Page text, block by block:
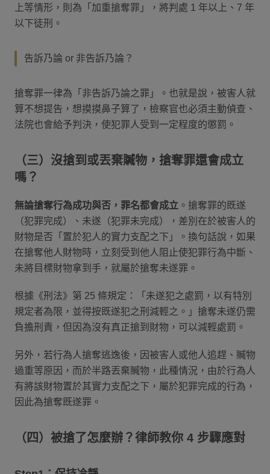
上等情形，則為「加重搶奪罪」，將判處 1 年以上、7 年
以下徒刑。
告訴乃論 or 非告訴乃論？
搶奪罪一律為「非告訴乃論之罪」。也就是說，被害人就
算不想提告，想摸摸鼻子算了，檢察官也必須主動偵查、
法院也會給予判決，使犯罪人受到一定程度的懲罰。
（三）沒搶到或丟棄贓物，搶奪罪還會成立
嗎？
無論搶奪行為成功與否，罪名都會成立 。搶奪罪的既遂
（犯罪完成）、未遂（犯罪未完成），差別在於被害人的
財物是否「置於犯人的實力支配之下」。換句話說，如果
在搶奪他人財物時，立刻受到他人阻止使犯罪行為中斷、
未將目標財物拿到手，就屬於搶奪未遂罪。
根據《刑法》第 25 條規定：「未遂犯之處罰，以有特別
規定者為限，並得按既遂犯之刑減輕之。」搶奪未遂仍需
負擔刑責，但因為沒有真正搶到財物，可以減輕處罰。
另外，若行為人搶奪逃逸後，因被害人或他人追趕、贓物
過重等原因，而於半路丟棄贓物，此種情況，由於行為人
有將該財物置於其實力支配之下，屬於犯罪完成的行為，
因此為搶奪既遂罪。
（四）被搶了怎麼辦？律師教你 4 步驟應對